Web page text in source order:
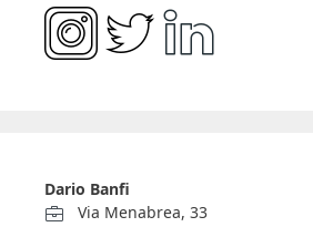
Dario Banfi
Via Menabrea, 33